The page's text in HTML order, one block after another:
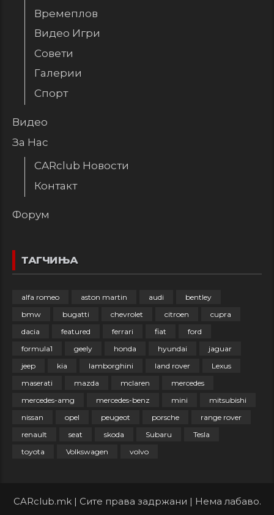
Времеплов
Видео Игри
Совети
Галерии
Спорт
Видео
За Нас
CARclub Новости
Контакт
Форум
ТАГЧИЊА
alfa romeo aston martin audi
bentley
bmw
bugatti chevrolet citroen
cupra
dacia
featured ferrari fiat
ford
formula1
geely honda hyundai
jaguar
jeep
kia lamborghini land rover
Lexus
maserati
mazda mclaren
mercedes
mercedes-amg
mercedes-benz mini
mitsubishi
nissan
opel peugeot porsche
range rover
renault
seat skoda Subaru
Tesla
toyota
Volkswagen volvo
CARclub.mk | Сите права задржани | Нема лабаво.